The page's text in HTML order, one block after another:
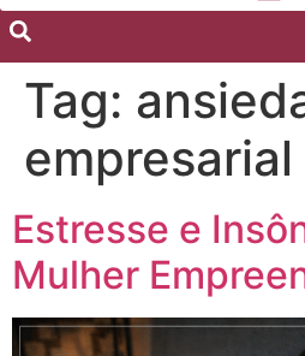
Tag:
empresarial
Estresse e
Mulher